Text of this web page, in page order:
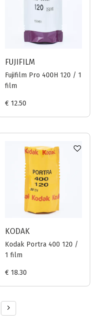
FUJIFILM
Fujifilm Pro 400H 120 / 1
film
€ 12.50
KODAK
Kodak Portra 400 120 /
1 film
€ 18.30